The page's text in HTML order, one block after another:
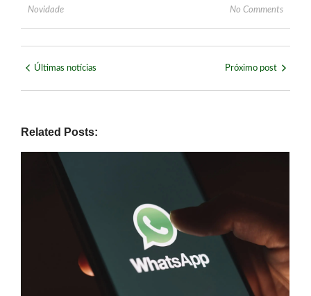
Novidade No Comments
Últimas notícias Próximo post
Related Posts: